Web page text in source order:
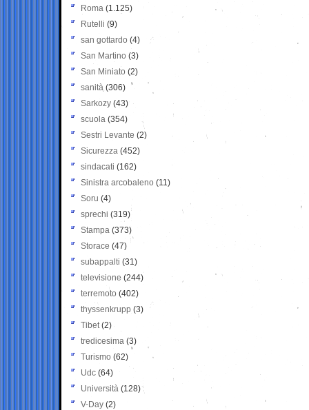
Roma (1.125)
Rutelli (9)
san gottardo (4)
San Martino (3)
San Miniato (2)
sanità (306)
Sarkozy (43)
scuola (354)
Sestri Levante (2)
Sicurezza (452)
sindacati (162)
Sinistra arcobaleno (11)
Soru (4)
sprechi (319)
Stampa (373)
Storace (47)
subappalti (31)
televisione(244)
terremoto (402)
thyssenkrupp (3)
Tibet(2)
tredicesima (3)
Turismo (62)
Udc (64)
Università (128)
V-Day (2)